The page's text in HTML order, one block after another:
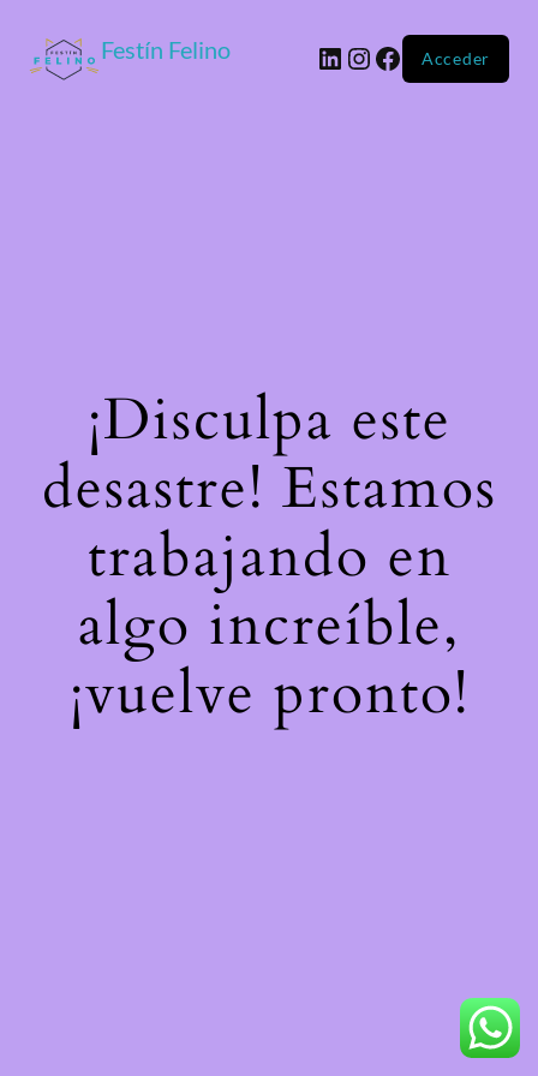
Festín Felino Acceder
¡Disculpa este
desastre! Estamos
trabajando en
algo increíble,
¡vuelve pronto!